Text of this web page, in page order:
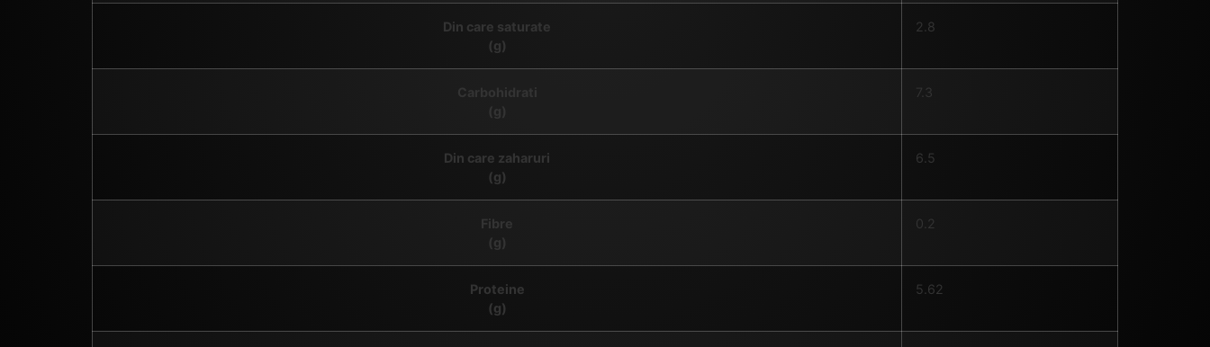
Din care saturate
(g)
2.8
7.3
Din care zaharuri
(g)
6.5
Fibre
(g)
0.2
Proteine
(g)
5.62